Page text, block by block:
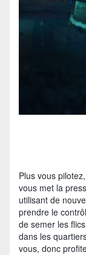
Plus vous
vous met la
utilisant de
prendre le
de semer les
dans les
vous, donc